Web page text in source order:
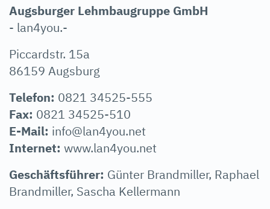
Augsburger Lehmbaugruppe GmbH
- lan4you.-
Piccardstr. 15a
86159 Augsburg
Telefon: 0821 34525-555
Fax: 0821 34525-510
E-Mail: info@lan4you.net
Internet: www.lan4you.net
Geschäftsführer: Günter Brandmiller, Raphael
Brandmiller, Sascha Kellermann